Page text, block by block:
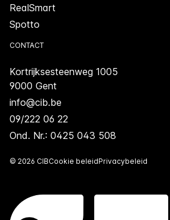
RealSmart
Spotto
CONTACT
Kortrijksesteenweg 1005
9000 Gent
info@cib.be
09/222 06 22
Ond. Nr.: 0425 043 508
© 2026 CIBCookie beleidPrivacybeleid